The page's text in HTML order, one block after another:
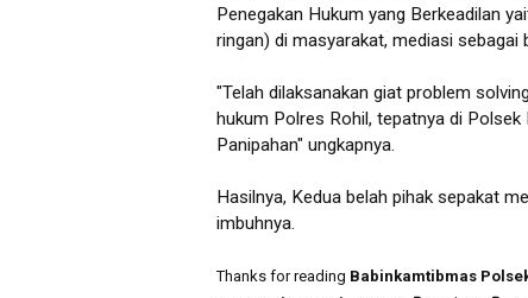
Penegakan Hukum yang Berkeadilan
ringan) di masyarakat, mediasi sebagai
"Telah dilaksanakan giat problem
hukum Polres Rohil, tepatnya di
Panipahan" ungkapnya.
Hasilnya, Kedua belah pihak sepakat
imbuhnya.
Thanks for reading Babinkamtibmas